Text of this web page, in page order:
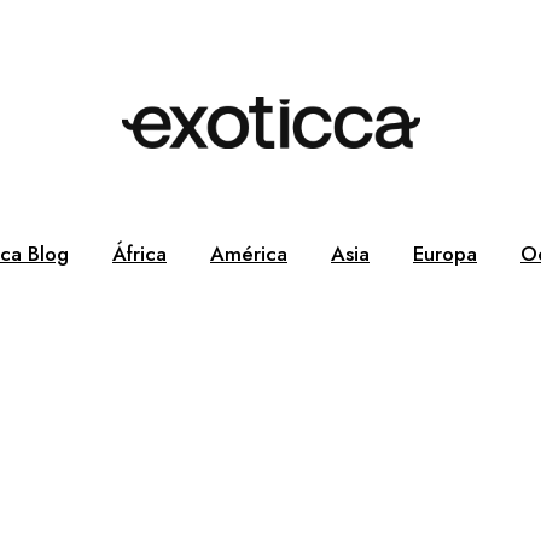
Blog África América Asia Europa